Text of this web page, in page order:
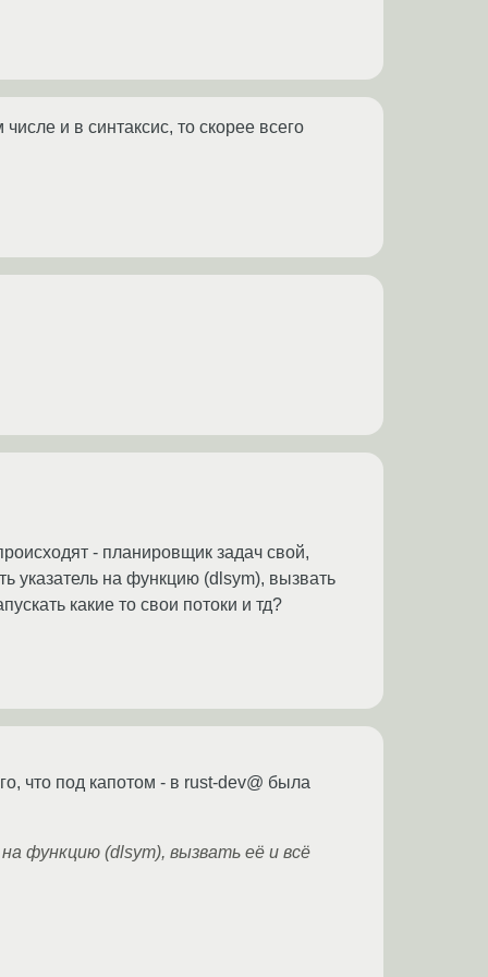
и в синтаксис, то скорее всего
- планировщик задач свой,
указатель на функцию (dlsym), вызвать
какие то свои потоки и тд?
что под капотом - в rust-dev@ была
функцию (dlsym), вызвать её и всё